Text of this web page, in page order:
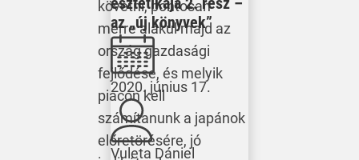
követni, pontosan
merre alakul majd az
ország gazdasági
fejlődése, és melyik
piacon kell
számítanunk a japánok
előretörésére, jó
az „új könyvek”
2020. június 17.
Vuleta Dániel